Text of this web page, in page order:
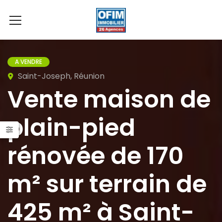
A VENDRE
Saint-Joseph, Réunion
Vente maison de
plain-pied
rénovée de 170
m² sur terrain de
425 m² à Saint-